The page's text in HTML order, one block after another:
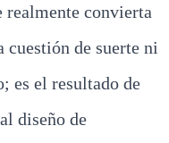
realmente convierta
cuestión de suerte ni
es el resultado de
diseño de